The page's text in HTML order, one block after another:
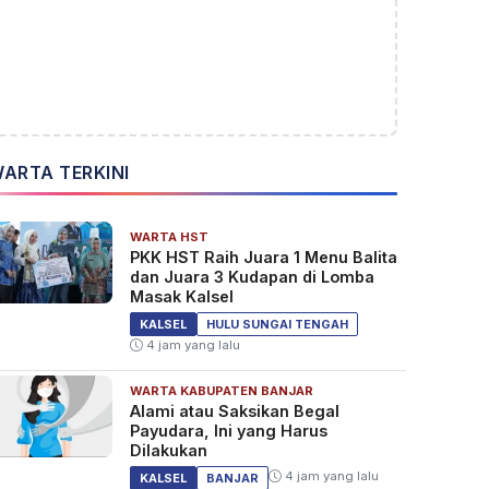
TERKINI
WARTA HST
PKK HST Raih Juara 1 Menu Balita
dan Juara 3 Kudapan di Lomba
Masak Kalsel
KALSEL
HULU SUNGAI TENGAH
4 jam yang lalu
WARTA KABUPATEN BANJAR
Alami atau Saksikan Begal
Payudara, Ini yang Harus
Dilakukan
KALSEL BANJAR 4 jam yang lalu